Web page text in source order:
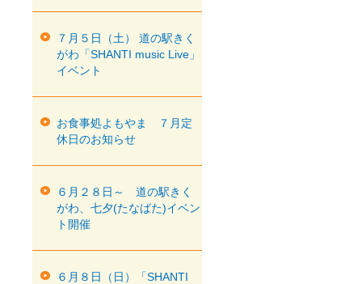
７月５日（土） 道の駅きく
がわ「SHANTI music Live」
イベント
お食事処よもやま ７月定
休日のお知らせ
６月２８日～ 道の駅きく
がわ、七夕(たなばた)イベン
ト開催
６月８日（日）「SHANTI